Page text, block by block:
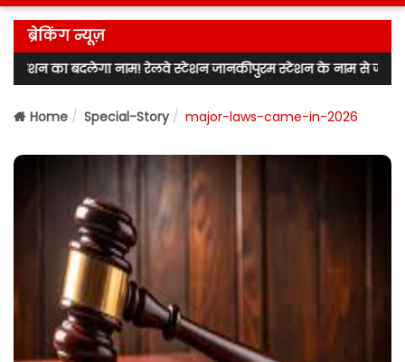
ब्रेकिंग न्यूज़
नाम! रेलवे स्टेशन जानकीपुरम स्टेशन के नाम से जाना जाएगा! लखनऊ
Home Special-Story major-laws-came-in-2026